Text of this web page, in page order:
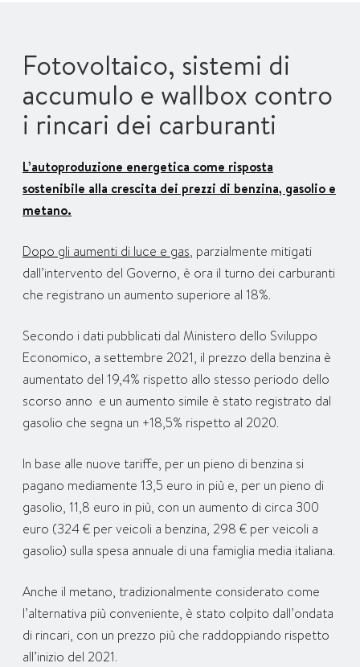
Fotovoltaico, sistemi di
accumulo e wallbox contro
i rincari dei carburanti
L’autoproduzione energetica come risposta
sostenibile alla crescita dei prezzi di benzina, gasolio e
metano.
Dopo gli aumenti di luce e gas, parzialmente mitigati
dall’intervento del Governo, è ora il turno dei carburanti
che registrano un aumento superiore al 18%.
Secondo i dati pubblicati dal Ministero dello Sviluppo
Economico, a settembre 2021, il prezzo della benzina è
aumentato del 19,4% rispetto allo stesso periodo dello
scorso anno e un aumento simile è stato registrato dal
gasolio che segna un +18,5% rispetto al 2020.
In base alle nuove tariffe, per un pieno di benzina si
pagano mediamente 13,5 euro in più e, per un pieno di
gasolio, 11,8 euro in più, con un aumento di circa 300
euro (324 € per veicoli a benzina, 298 € per veicoli a
gasolio) sulla spesa annuale di una famiglia media italiana.
Anche il metano, tradizionalmente considerato come
l’alternativa più conveniente, è stato colpito dall’ondata
di rincari, con un prezzo più che raddoppiando rispetto
all’inizio del 2021.